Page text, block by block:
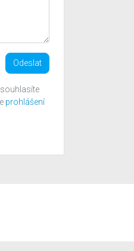
Odeslat
prohlášení